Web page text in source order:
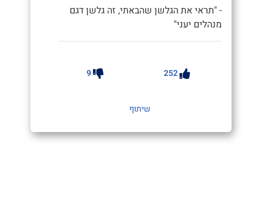
- "תראי את הגלשן שהבאתי, זה גלשן דגם
מנהלים יעני"
252
9
שיתוף